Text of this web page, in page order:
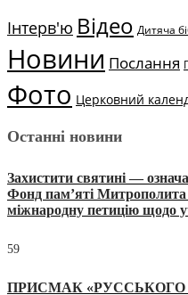
Інтерв'ю Відео Дитяча
Новини Послання
Фото Церковний
Останні новини
Захистити святині —
Фонд пам’яті
міжнародну петицію щодо
59
ПРИСМАК «РУССЬКОГО